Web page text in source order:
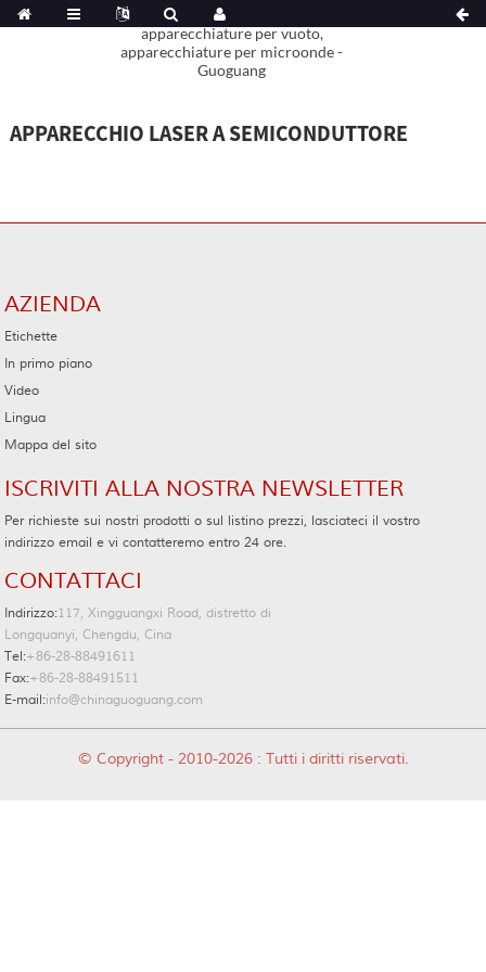
APPARECCHIO LASER A SEMICONDUTTORE
AZIENDA
Etichette
In primo piano
Video
Lingua
Mappa del sito
ISCRIVITI ALLA NOSTRA NEWSLETTER
Per richieste sui nostri prodotti o sul listino prezzi, lasciateci il vostro
indirizzo email e vi contatteremo entro 24 ore.
CONTATTACI
Indirizzo:117, Xingguangxi Road, distretto di
Longquanyi, Chengdu, Cina
Tel:+86-28-88491611
Fax:+86-28-88491511
E-mail:info@chinaguoguang.com
© Copyright - 2010-2026 : Tutti i diritti riservati.